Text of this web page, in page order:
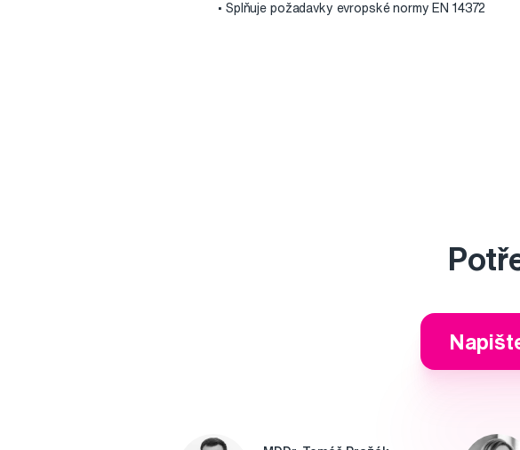
• Splňuje požadavky evropské normy EN 14372